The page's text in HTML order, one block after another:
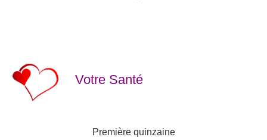
Votre Santé
Première quinzaine